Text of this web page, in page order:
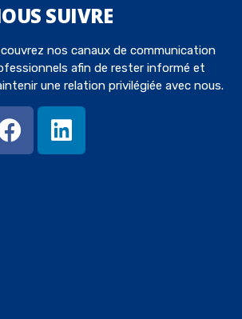
SUIVRE
nos canaux de communication
afin de rester informé et
une relation privilégiée avec nous.